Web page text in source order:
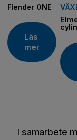
Flender ONE
Läs
mer
I samarbete